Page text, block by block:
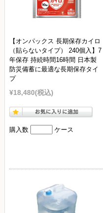
【オンパックス 長期保存カイロ
（貼らないタイプ） 240個入】7
年保存 持続時間16時間 日本製
防災備蓄に最適な長期保存タイ
プ
¥18,480(税込)
購入数 ケース